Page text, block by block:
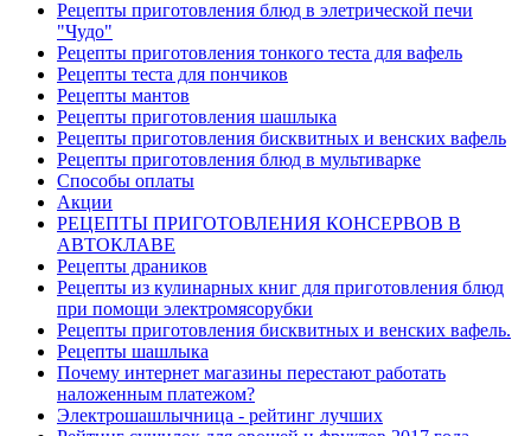
Рецепты приготовления блюд в элетрической печи
"Чудо"
Рецепты приготовления тонкого теста для вафель
Рецепты теста для пончиков
Рецепты мантов
Рецепты приготовления шашлыка
Рецепты приготовления бисквитных и венских вафель
Рецепты приготовления блюд в мультиварке
Способы оплаты
Акции
РЕЦЕПТЫ ПРИГОТОВЛЕНИЯ КОНСЕРВОВ В
АВТОКЛАВЕ
Рецепты драников
Рецепты из кулинарных книг для приготовления блюд
при помощи электромясорубки
Рецепты приготовления бисквитных и венских вафель.
Рецепты шашлыка
Почему интернет магазины перестают работать
наложенным платежом?
Электрошашлычница - рейтинг лучших